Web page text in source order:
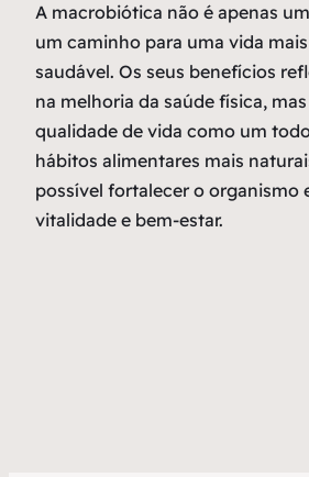
A macrobiótica não é apenas
um caminho para uma vida
saudável. Os seus benefícios
na melhoria da saúde física,
qualidade de vida como um
hábitos alimentares mais
possível fortalecer o organismo
vitalidade e bem-estar.